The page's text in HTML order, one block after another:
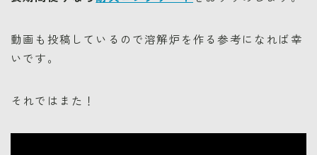
動画も投稿しているので溶解炉を作る参考になれば幸
いです。
それではまた！